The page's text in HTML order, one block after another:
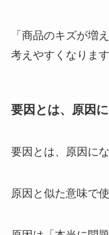
「商品のキズが増
考えやすくなります
要因とは、原因
要因とは、原因に
原因と似た意味で